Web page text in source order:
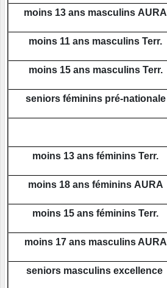
moins 13 ans masculins AURA
moins 11 ans masculins Terr.
moins 15 ans masculins Terr.
seniors féminins pré-nationale
moins 13 ans féminins Terr.
moins 18 ans féminins AURA
moins 15 ans féminins Terr.
moins 17 ans masculins AURA
seniors masculins excellence